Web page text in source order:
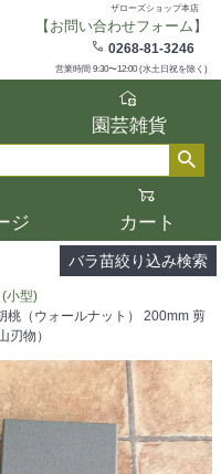
ザローズショップ本店
【お問い合わせフォーム】
0268-81-3246
営業時間 9:30〜12:00 (水土日祝を除く)
園芸雑貨
ジ カート
バラ苗絞り込み検索
して絞り込み検索が可能
に該当する品種のみ検索
。
ブランドなどは1つずつ選
小型)
（ウォールナット） 200mm 剪
物）